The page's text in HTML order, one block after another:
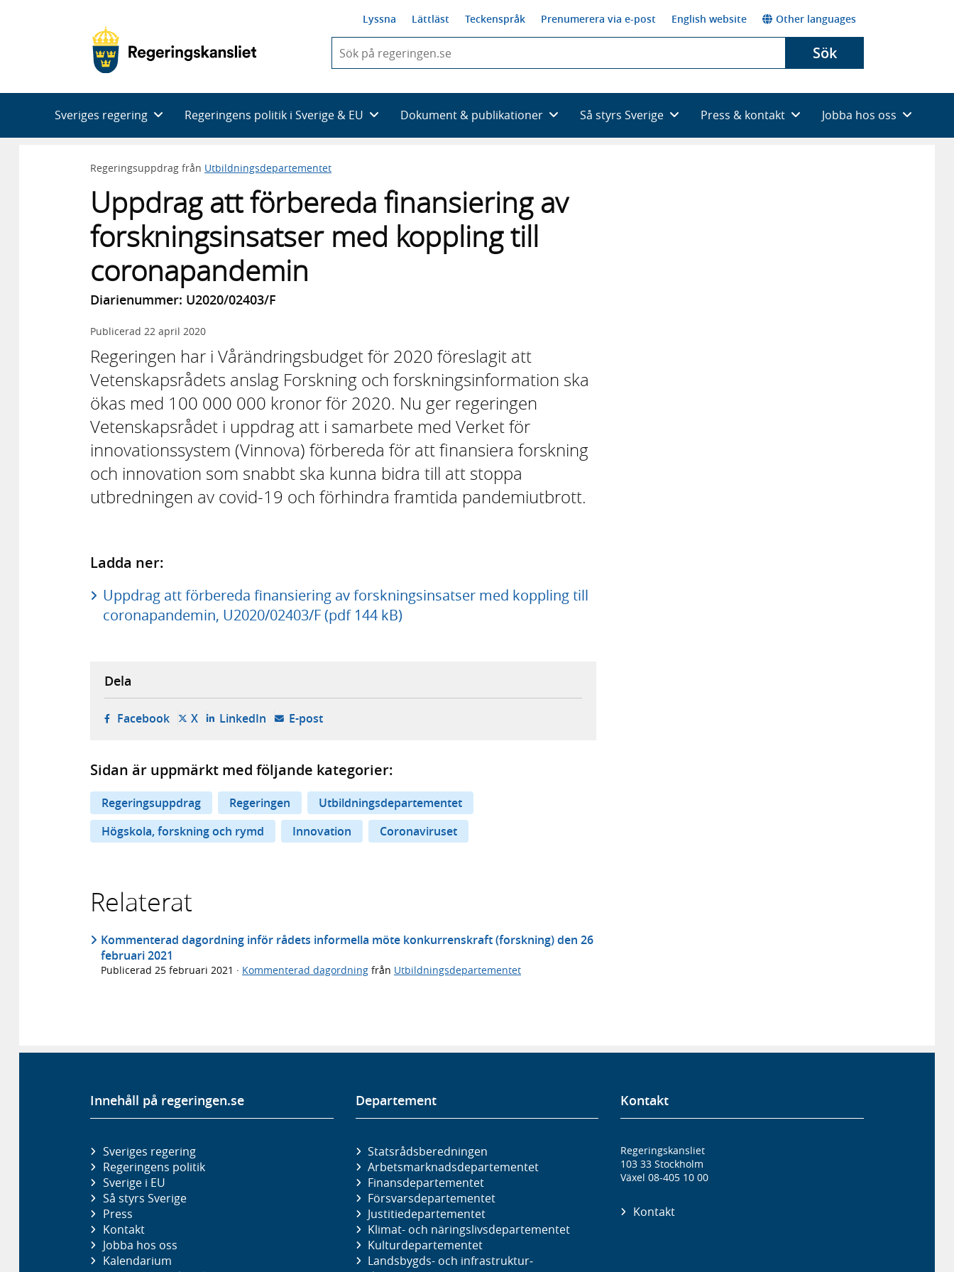
Lyssna Lättläst Teckenspråk Prenumerera via e-post English website Other languages
du
skriva
framträder
en
med
Sök
Sveriges regering Regeringens politik i Sverige & EU Dokument & publikationer Så styrs Sverige Press & kontakt Jobba hos oss
Regeringsuppdrag från Utbildningsdepartementet
Uppdrag att förbereda finansiering av
forskningsinsatser med koppling till
coronapandemin
Diarienummer: U2020/02403/F
Publicerad 22 april 2020
Regeringen har i Vårändringsbudget för 2020 föreslagit att
Vetenskapsrådets anslag Forskning och forskningsinformation ska
ökas med 100 000 000 kronor för 2020. Nu ger regeringen
Vetenskapsrådet i uppdrag att i samarbete med Verket för
innovationssystem (Vinnova) förbereda för att finansiera forskning
och innovation som snabbt ska kunna bidra till att stoppa
utbredningen av covid-19 och förhindra framtida pandemiutbrott.
Ladda ner:
Uppdrag att förbereda finansiering av forskningsinsatser med koppling till
coronapandemin, U2020/02403/F (pdf 144 kB)
Dela
Facebook- öppnas i ny flik, extern webbplats,
X- öppnas i ny flik, extern webbplats,
LinkedIn- öppnas i ny flik, extern webbplats,
E-post- öppnar din e-postklient,
Sidan är uppmärkt med följande kategorier:
Regeringsuppdrag Regeringen
Utbildningsdepartementet
Högskola, forskning och rymd
Innovation Coronaviruset
Relaterat
Kommenterad dagordning inför rådets informella möte konkurrenskraft (forskning) den 26
februari 2021
Publicerad 25 februari 2021 · Kommenterad dagordning från Utbildningsdepartementet
Innehåll på regeringen.se
Sveriges regering
Regeringens politik
Sverige i EU
Så styrs Sverige
Press
Kontakt
Jobba hos oss
Kalendarium
Departement
Statsrådsberedningen
Arbetsmarknads­departementet
Finans­departementet
Försvars­departementet
Justitie­departementet
Klimat- och näringslivs­departementet
Kultur­departementet
Landsbygds- och infrastruktur­
Kontakt
Regeringskansliet
103 33 Stockholm
Växel 08-405 10 00
Kontakt